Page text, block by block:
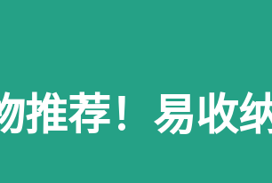
荐！易收